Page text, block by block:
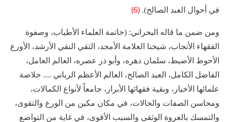
في أحوال العبد الصالح). (6)
ومن ضمن ما قاله البحراني: (خاتمة العلماء الأطياب، وصفوة
الفقهاء الأنجاب، شيخنا العلامة الأمجد، التقي النقي الأرشد، الأورع
الأحوط الأضبط، سلمان دهره، وأبو ذر عصره، العالم العامل،
الفاضل الكامل، العبد الصالح، العالم الأعظم الرباني .... خلاصة
علمائها الأخيار، وبقية فقهائها الأبرار، جامعاً لأنواع الكمالات،
ومحاسن الصفات والحالات، في مكان مكين من الورع والتقوى،
والتمسك بالعروة الوثقى والسبب الأقوى، في غاية من التواضع